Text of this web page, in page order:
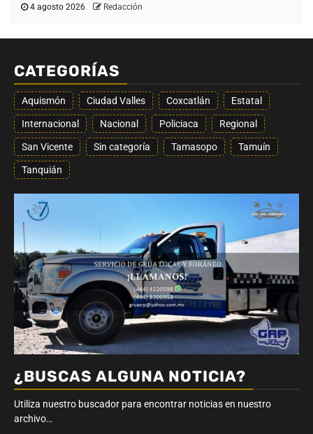
4 agosto 2026 Redacción
CATEGORÍAS
Aquismón Ciudad Valles Coxcatlán Estatal
Internacional Nacional Policiaca Regional
San Vicente Sin categoría Tamasopo Tamuín
Tanquián
¿BUSCAS ALGUNA NOTICIA?
Utiliza nuestro buscador para encontrar noticias en nuestro
archivo…